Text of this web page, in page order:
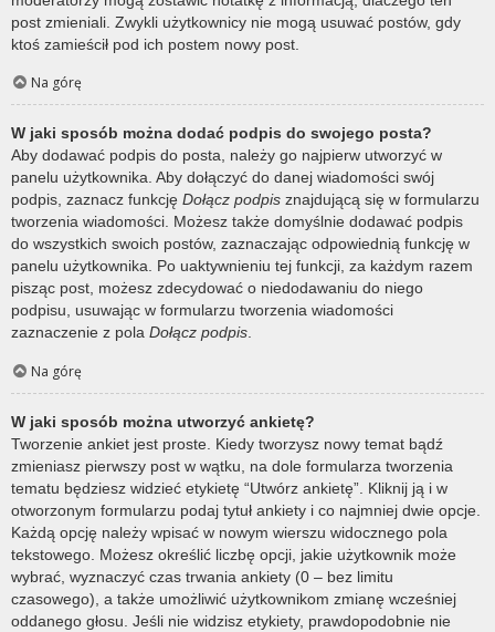
post zmieniali. Zwykli użytkownicy nie mogą usuwać postów, gdy
ktoś zamieścił pod ich postem nowy post.
Na górę
W jaki sposób można dodać podpis do swojego posta?
Aby dodawać podpis do posta, należy go najpierw utworzyć w
panelu użytkownika. Aby dołączyć do danej wiadomości swój
podpis, zaznacz funkcję Dołącz podpis znajdującą się w formularzu
tworzenia wiadomości. Możesz także domyślnie dodawać podpis
do wszystkich swoich postów, zaznaczając odpowiednią funkcję w
panelu użytkownika. Po uaktywnieniu tej funkcji, za każdym razem
pisząc post, możesz zdecydować o niedodawaniu do niego
podpisu, usuwając w formularzu tworzenia wiadomości
zaznaczenie z pola Dołącz podpis.
Na górę
W jaki sposób można utworzyć ankietę?
Tworzenie ankiet jest proste. Kiedy tworzysz nowy temat bądź
zmieniasz pierwszy post w wątku, na dole formularza tworzenia
tematu będziesz widzieć etykietę “Utwórz ankietę”. Kliknij ją i w
otworzonym formularzu podaj tytuł ankiety i co najmniej dwie opcje.
Każdą opcję należy wpisać w nowym wierszu widocznego pola
tekstowego. Możesz określić liczbę opcji, jakie użytkownik może
wybrać, wyznaczyć czas trwania ankiety (0 – bez limitu
czasowego), a także umożliwić użytkownikom zmianę wcześniej
oddanego głosu. Jeśli nie widzisz etykiety, prawdopodobnie nie